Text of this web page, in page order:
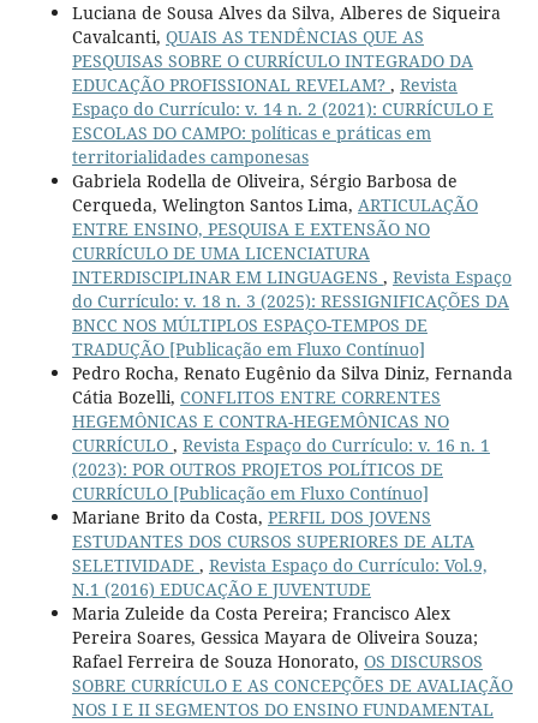
Luciana de Sousa Alves da Silva, Alberes de Siqueira
Cavalcanti, QUAIS AS TENDÊNCIAS QUE AS
PESQUISAS SOBRE O CURRÍCULO INTEGRADO DA
EDUCAÇÃO PROFISSIONAL REVELAM? , Revista
Espaço do Currículo: v. 14 n. 2 (2021): CURRÍCULO E
ESCOLAS DO CAMPO: políticas e práticas em
territorialidades camponesas
Gabriela Rodella de Oliveira, Sérgio Barbosa de
Cerqueda, Welington Santos Lima, ARTICULAÇÃO
ENTRE ENSINO, PESQUISA E EXTENSÃO NO
CURRÍCULO DE UMA LICENCIATURA
INTERDISCIPLINAR EM LINGUAGENS , Revista Espaço
do Currículo: v. 18 n. 3 (2025): RESSIGNIFICAÇÕES DA
BNCC NOS MÚLTIPLOS ESPAÇO-TEMPOS DE
TRADUÇÃO [Publicação em Fluxo Contínuo]
Pedro Rocha, Renato Eugênio da Silva Diniz, Fernanda
Cátia Bozelli, CONFLITOS ENTRE CORRENTES
HEGEMÔNICAS E CONTRA-HEGEMÔNICAS NO
CURRÍCULO , Revista Espaço do Currículo: v. 16 n. 1
(2023): POR OUTROS PROJETOS POLÍTICOS DE
CURRÍCULO [Publicação em Fluxo Contínuo]
Mariane Brito da Costa, PERFIL DOS JOVENS
ESTUDANTES DOS CURSOS SUPERIORES DE ALTA
SELETIVIDADE , Revista Espaço do Currículo: Vol.9,
N.1 (2016) EDUCAÇÃO E JUVENTUDE
Maria Zuleide da Costa Pereira; Francisco Alex
Pereira Soares, Gessica Mayara de Oliveira Souza;
Rafael Ferreira de Souza Honorato, OS DISCURSOS
SOBRE CURRÍCULO E AS CONCEPÇÕES DE AVALIAÇÃO
NOS I E II SEGMENTOS DO ENSINO FUNDAMENTAL